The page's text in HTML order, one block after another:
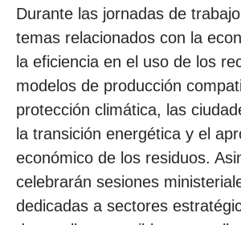
Durante las jornadas de
temas relacionados con la
la eficiencia en el uso de los
modelos de producción
protección climática, las
la transición energética y el
económico de los residuos.
celebrarán sesiones
dedicadas a sectores